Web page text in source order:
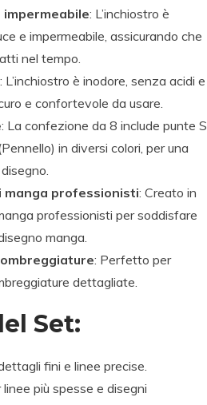
impermeabile: L’inchiostro è
e impermeabile, assicurando che
nel tempo.
: L’inchiostro è inodore, senza acidi e
e confortevole da usare.
: La confezione da 8 include punte S
in diversi colori, per una
professionisti: Creato in
professionisti per soddisfare
manga.
: Perfetto per
dettagliate.
Set:
fini e linee precise.
più spesse e disegni